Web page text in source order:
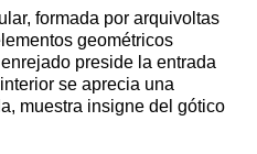
formada por arquivoltas
geométricos
preside la entrada
se aprecia una
muestra insigne del gótico